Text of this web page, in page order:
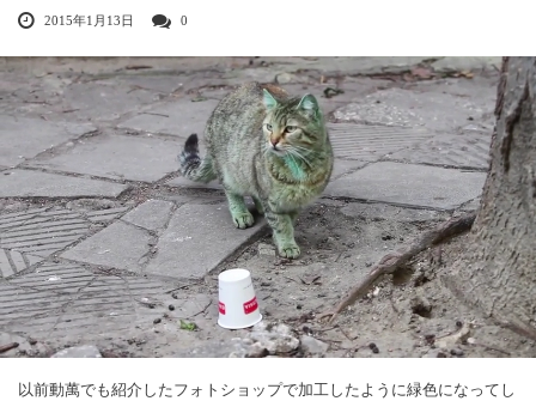
2015年1月13日 0
以前動萬でも紹介したフォトショップで加工したように緑色になってし